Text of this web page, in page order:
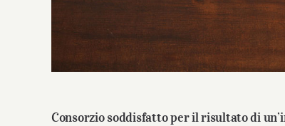
Consorzio soddisfatto per il risultato di